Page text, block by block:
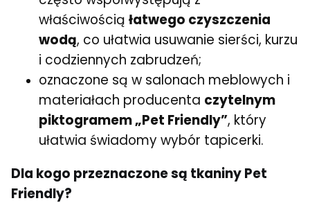
właściwością łatwego czyszczenia
wodą, co ułatwia usuwanie sierści, kurzu
i codziennych zabrudzeń;
oznaczone są w salonach meblowych i
materiałach producenta czytelnym
piktogramem „Pet Friendly”, który
ułatwia świadomy wybór tapicerki.
Dla kogo przeznaczone są tkaniny Pet
Friendly?